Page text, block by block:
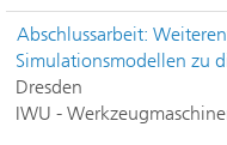
Abschlussarbeit:
Simulationsmodellen zu
Dresden
IWU -